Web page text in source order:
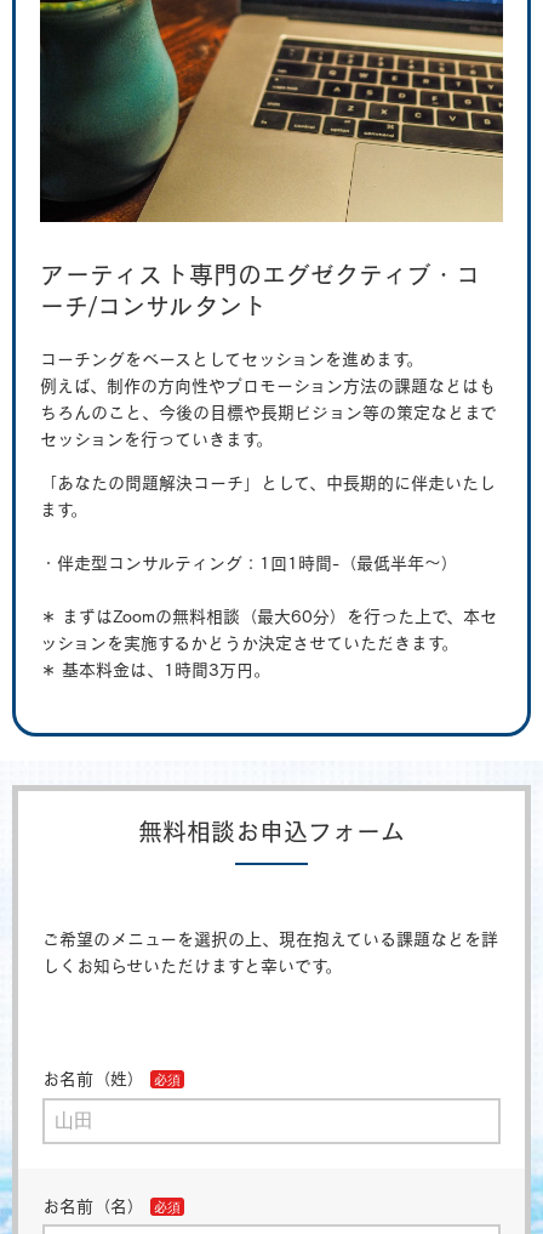
アーティスト専門のエグゼクティブ・コ
ーチ/コンサルタント
コーチングをベースとしてセッションを進めます。
例えば、制作の方向性やプロモーション方法の課題などはも
ちろんのこと、今後の目標や長期ビジョン等の策定などまで
セッションを行っていきます。
「あなたの問題解決コーチ」として、中長期的に伴走いたし
ます。
・伴走型コンサルティング：1回1時間-（最低半年〜）
＊ まずはZoomの無料相談（最大60分）を行った上で、本セ
ッションを実施するかどうか決定させていただきます。
＊ 基本料金は、1時間3万円。
無料相談お申込フォーム
ご希望のメニューを選択の上、現在抱えている課題などを詳
しくお知らせいただけますと幸いです。
お名前（姓）
お名前（名）